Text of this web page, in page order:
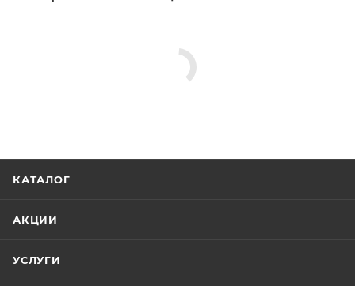
Душ, Товар, 00-012129640
Бренд
Код товара
Максимальная цена